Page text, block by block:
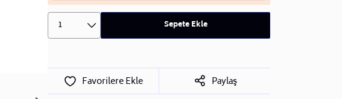
1 Sepete Ekle
Favorilere Ekle Paylaş